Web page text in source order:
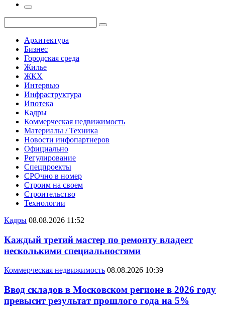
Архитектура
Бизнес
Городская среда
Жилье
ЖКХ
Интервью
Инфраструктура
Ипотека
Кадры
Коммерческая недвижимость
Материалы / Техника
Новости инфопартнеров
Официально
Регулирование
Спецпроекты
СРОчно в номер
Строим на своем
Строительство
Технологии
Кадры 08.08.2026 11:52
Каждый третий мастер по ремонту владеет
несколькими специальностями
Коммерческая недвижимость 08.08.2026 10:39
Ввод складов в Московском регионе в 2026 году
превысит результат прошлого года на 5%